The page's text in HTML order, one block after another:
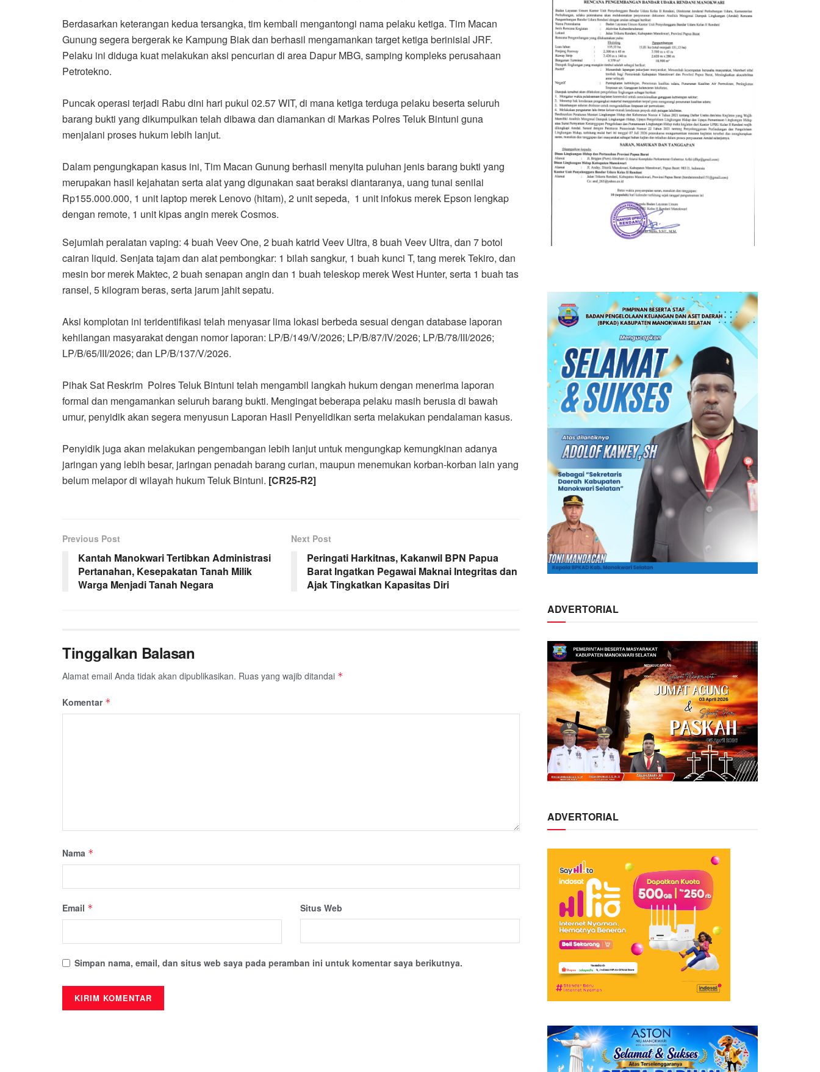
Berdasarkan keterangan kedua tersangka, tim kembali mengantongi nama pelaku ketiga. Tim Macan
Gunung segera bergerak ke Kampung Biak dan berhasil mengamankan target ketiga berinisial JRF.
Pelaku ini diduga kuat melakukan aksi pencurian di area Dapur MBG, samping kompleks perusahaan
Petrotekno.
Puncak operasi terjadi Rabu dini hari pukul 02.57 WIT, di mana ketiga terduga pelaku beserta seluruh
barang bukti yang dikumpulkan telah dibawa dan diamankan di Markas Polres Teluk Bintuni guna
menjalani proses hukum lebih lanjut.
Dalam pengungkapan kasus ini, Tim Macan Gunung berhasil menyita puluhan jenis barang bukti yang
merupakan hasil kejahatan serta alat yang digunakan saat beraksi diantaranya, uang tunai senilai
Rp155.000.000, 1 unit laptop merek Lenovo (hitam), 2 unit sepeda, 1 unit infokus merek Epson lengkap
dengan remote, 1 unit kipas angin merek Cosmos.
Sejumlah peralatan vaping: 4 buah Veev One, 2 buah katrid Veev Ultra, 8 buah Veev Ultra, dan 7 botol
cairan liquid. Senjata tajam dan alat pembongkar: 1 bilah sangkur, 1 buah kunci T, tang merek Tekiro, dan
mesin bor merek Maktec, 2 buah senapan angin dan 1 buah teleskop merek West Hunter, serta 1 buah tas
ransel, 5 kilogram beras, serta jarum jahit sepatu.
Aksi komplotan ini teridentifikasi telah menyasar lima lokasi berbeda sesuai dengan database laporan
kehilangan masyarakat dengan nomor laporan: LP/B/149/V/2026; LP/B/87/IV/2026; LP/B/78/III/2026;
LP/B/65/III/2026; dan LP/B/137/V/2026.
Pihak Sat Reskrim Polres Teluk Bintuni telah mengambil langkah hukum dengan menerima laporan
formal dan mengamankan seluruh barang bukti. Mengingat beberapa pelaku masih berusia di bawah
umur, penyidik akan segera menyusun Laporan Hasil Penyelidikan serta melakukan pendalaman kasus.
Penyidik juga akan melakukan pengembangan lebih lanjut untuk mengungkap kemungkinan adanya
jaringan yang lebih besar, jaringan penadah barang curian, maupun menemukan korban-korban lain yang
belum melapor di wilayah hukum Teluk Bintuni. [CR25-R2]
Previous Post
Kantah Manokwari Tertibkan Administrasi
Pertanahan, Kesepakatan Tanah Milik
Warga Menjadi Tanah Negara
Next Post
Peringati Harkitnas, Kakanwil BPN Papua
Barat Ingatkan Pegawai Maknai Integritas dan
Ajak Tingkatkan Kapasitas Diri
Tinggalkan Balasan
Alamat email Anda tidak akan dipublikasikan. Ruas yang wajib ditandai *
Komentar *
Nama *
Email * Situs Web
Simpan nama, email, dan situs web saya pada peramban ini untuk komentar saya berikutnya.
ADVERTORIAL
ADVERTORIAL